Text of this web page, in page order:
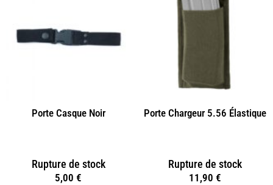
Porte Casque Noir
Rupture de stock
5,00 €
Porte Chargeur 5.56 Élastique
Rupture de stock
11,90 €